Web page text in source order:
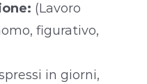
(Lavoro
figurativo,
in giorni,